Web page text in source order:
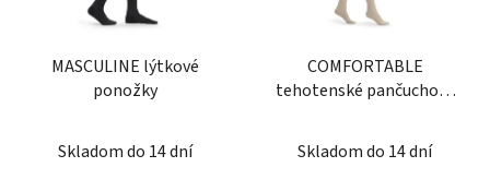
MASCULINE lýtkové
ponožky
Skladom do 14 dní
COMFORTABLE
tehotenské pančuchové
Skladom do 14 dní